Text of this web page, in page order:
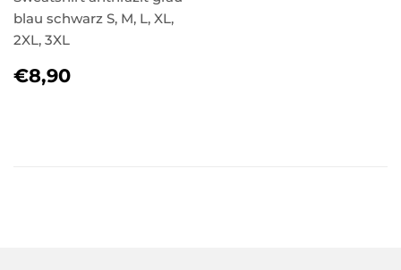
blau schwarz S, M, L, XL,
2XL, 3XL
NORMALER
PREIS
€8,90